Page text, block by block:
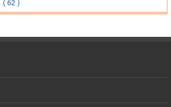
( 62 )